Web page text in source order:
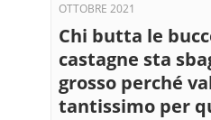
OTTOBRE 2021
Chi butta le
castagne sta
grosso perché
tantissimo per